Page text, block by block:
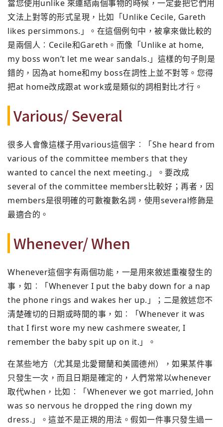
當您使用unlike 來連結兩個事物的時候，一定要把它們用
文法上對等的形式呈現，比如「Unlike Cecile, Gareth
likes persimmons.」。在這個例句中，被拿來做比較的
是兩個人︰Cecile和Gareth。而像「Unlike at home,
my boss won’t let me wear sandals.」這樣的句子則是
錯的，因為at home和my boss在詞性上並不對等。您得
把at home改成跟at work或是類似的詞相對比才行。
Various/ Several
很多人會像這樣子用various這個字︰「She heard from
various of the committee members that they
wanted to cancel the next meeting.」。要改成
several of the committee members比較好；再者，因
members是很明確的可數複數名詞，使用several修飾是
最適合的。
Whenever/ When
Whenever這個字有兩個功能，一是用來敘述重複發生的
事，如︰「Whenever I put the baby down for a nap
the phone rings and wakes her up.」；二是敘述您不
清楚確切的日期或時間的事，如︰「Whenever it was
that I first wore my new cashmere sweater, I
remember the baby spit up on it.」。
在某些地方（尤其是北愛爾蘭和美國德州），如果某件事
只發生一次，而且日期是確定的，人們常常以whenever
取代when，比如︰「Whenever we got married, John
was so nervous he dropped the ring down my
dress.」。這並不是正規的用法。假如一件事只發生過一